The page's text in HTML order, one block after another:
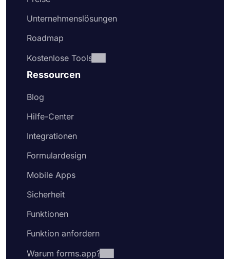
Unternehmenslösungen
Roadmap
Kostenlose Tools
Ressourcen
Blog
Hilfe-Center
Integrationen
Formulardesign
Mobile Apps
Sicherheit
Funktionen
Funktion anfordern
Warum forms.app?